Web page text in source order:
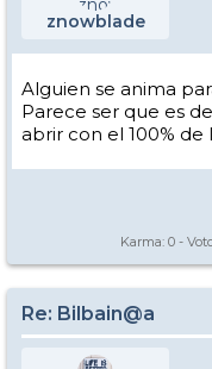
znowblade
Alguien se anima
Parece ser que es
abrir con el 100% de
Karma: 0 -
Re: Bilbain@a